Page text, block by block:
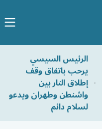
الرئيس السيسي
يرحب باتفاق وقف
إطلاق النار بين
واشنطن وطهران ويدعو
لسلام دائم